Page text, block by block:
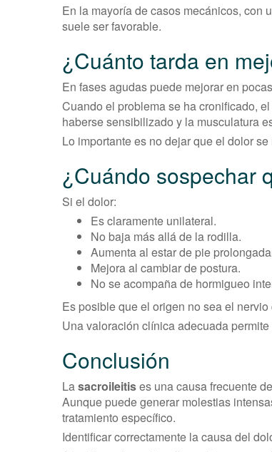
En la mayoría de casos mecánicos, con
suele ser favorable.
¿Cuánto tarda en
En fases agudas puede mejorar en
Cuando el problema se ha cronificado,
haberse sensibilizado y la musculatura
Lo importante es no dejar que el dolor
¿Cuándo sospechar
Si el dolor:
Es claramente unilateral.
No baja más allá de la rodilla.
Aumenta al estar de pie
Mejora al cambiar de postura.
No se acompaña de hormigueo
Es posible que el origen no sea el
Una valoración clínica adecuada
Conclusión
Lasacroileitises una causa frecuente de
Aunque puede generar molestias
tratamiento específico.
Identificar correctamente la causa del